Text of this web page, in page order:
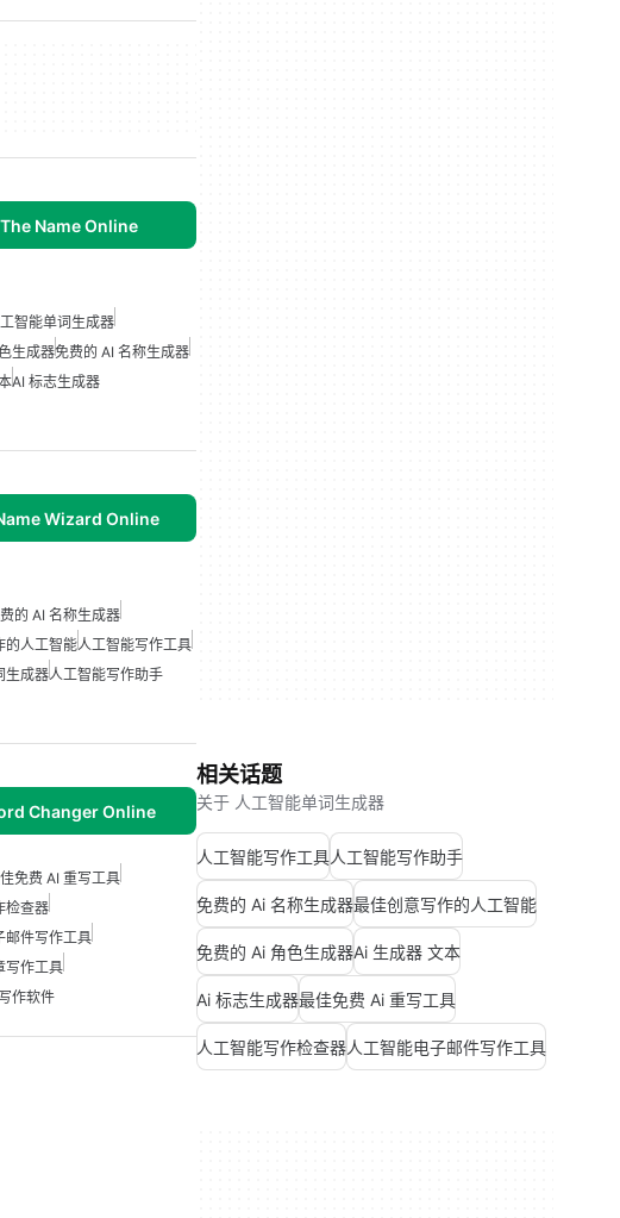
Name Online
智能单词生成器
生成器免费的 AI 名称生成器
AI 标志生成器
Wizard Online
的 AI 名称生成器
的人工智能人工智能写作工具
生成器人工智能写作助手
Changer Online
免费 AI 重写工具
检查器
邮件写作工具
写作工具
作软件
相关话题
关于 人工智能单词生成器
人工智能写作工具人工智能写作助手
免费的 Ai 名称生成器最佳创意写作的人工智能
免费的 Ai 角色生成器Ai 生成器 文本
Ai 标志生成器最佳免费 Ai 重写工具
人工智能写作检查器人工智能电子邮件写作工具